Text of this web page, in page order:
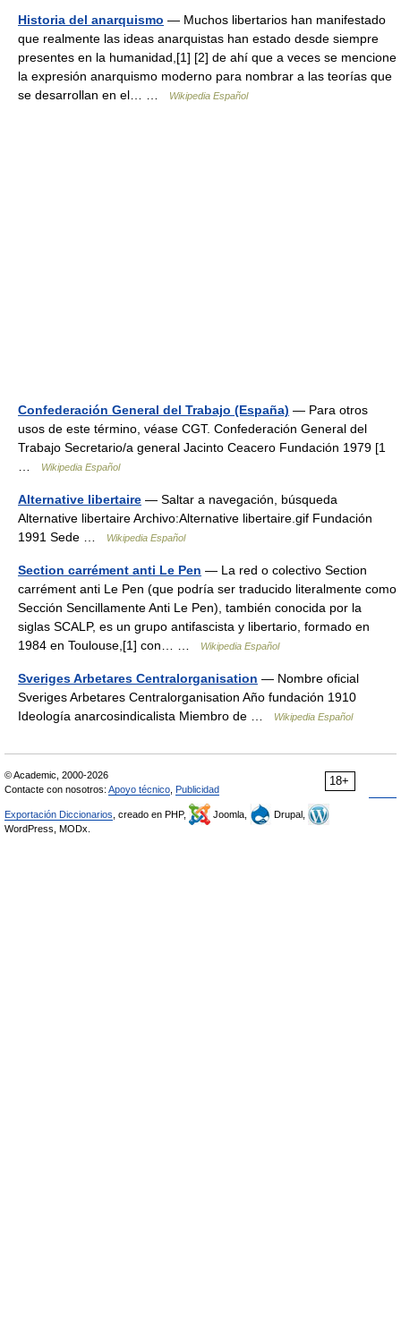
Historia del anarquismo — Muchos libertarios han manifestado
que realmente las ideas anarquistas han estado desde siempre
presentes en la humanidad,[1] [2] de ahí que a veces se mencione
la expresión anarquismo moderno para nombrar a las teorías que
se desarrollan en el… …
Wikipedia Español
Confederación General del Trabajo (España) — Para otros
usos de este término, véase CGT. Confederación General del
Trabajo Secretario/a general Jacinto Ceacero Fundación 1979 [1
Wikipedia Español
Alternative libertaire — Saltar a navegación, búsqueda
Alternative libertaire Archivo:Alternative libertaire.gif Fundación
1991 Sede …
Wikipedia Español
Section carrément anti Le Pen — La red o colectivo Section
carrément anti Le Pen (que podría ser traducido literalmente como
Sección Sencillamente Anti Le Pen), también conocida por la
siglas SCALP, es un grupo antifascista y libertario, formado en
1984 en Toulouse,[1] con… …
Wikipedia Español
Sveriges Arbetares Centralorganisation — Nombre oficial
Sveriges Arbetares Centralorganisation Año fundación 1910
Ideología anarcosindicalista Miembro de …
Wikipedia Español
18+
© Academic, 2000-2026
Contacte con nosotros: Apoyo técnico Publicidad
Exportación Diccionarios , creado en PHP, Joomla,
Drupal,
WordPress, MODx.